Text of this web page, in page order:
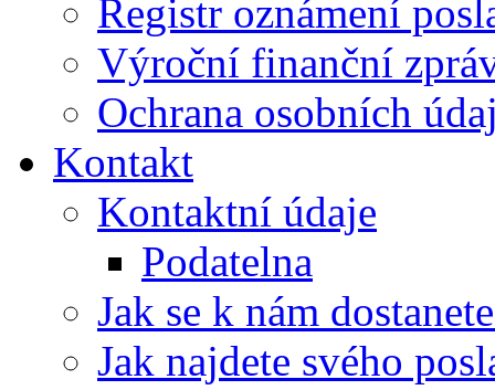
Registr oznámení
Výroční finanční
Ochrana osobních
Kontakt
Kontaktní údaje
Podatelna
Jak se k nám
Jak najdete svého